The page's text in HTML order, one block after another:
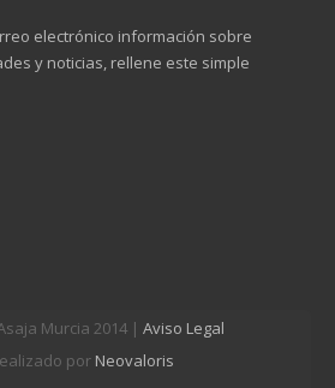
electrónico información sobre
y noticias, rellene este simple
Murcia 2014 | Aviso Legal
por Neovaloris